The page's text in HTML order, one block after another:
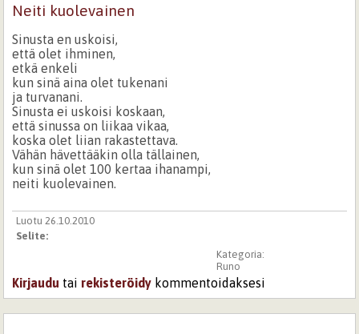
Neiti kuolevainen
Sinusta en uskoisi,
että olet ihminen,
etkä enkeli
kun sinä aina olet tukenani
ja turvanani.
Sinusta ei uskoisi koskaan,
että sinussa on liikaa vikaa,
koska olet liian rakastettava.
Vähän hävettääkin olla tällainen,
kun sinä olet 100 kertaa ihanampi,
neiti kuolevainen.
Luotu 26.10.2010
Selite:
Kategoria:
Runo
Kirjaudu tai rekisteröidy kommentoidaksesi